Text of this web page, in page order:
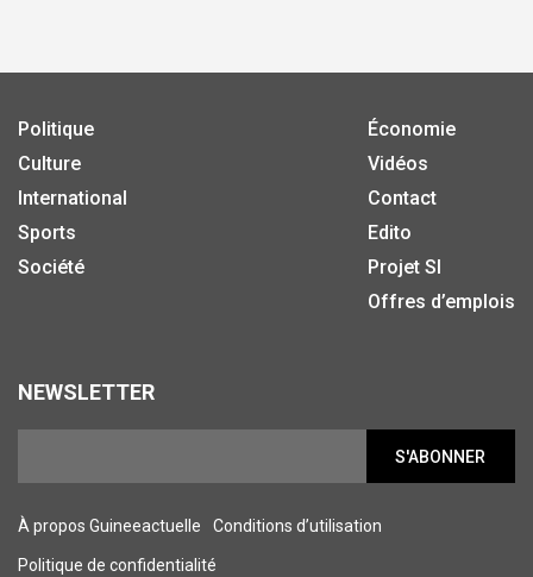
Politique
Culture
International
Sports
Société
Économie
Vidéos
Contact
Edito
Projet SI
Offres d’emplois
NEWSLETTER
S'ABONNER
À propos Guineeactuelle Conditions d’utilisation
Politique de confidentialité